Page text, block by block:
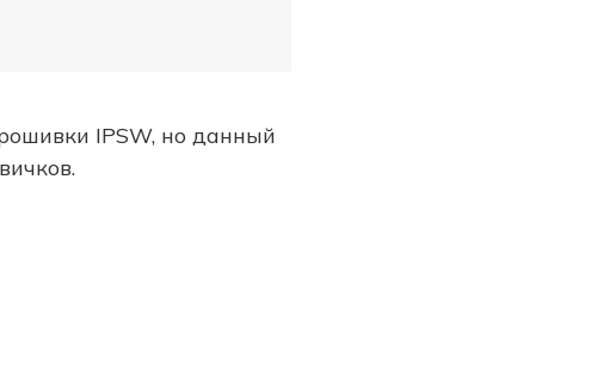
IPSW, но данный